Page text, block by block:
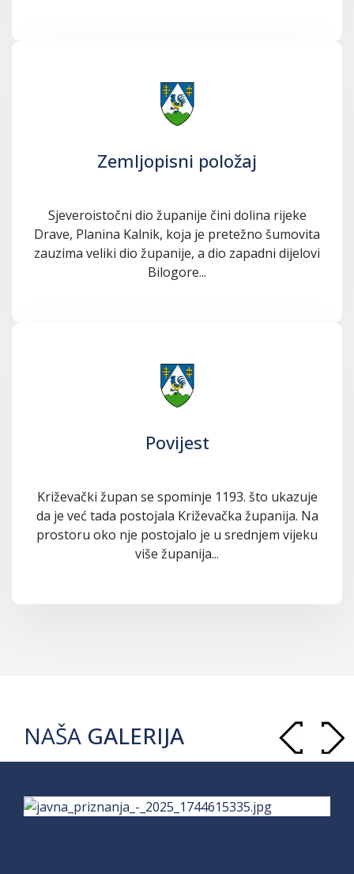
Zemljopisni položaj
Sjeveroistočni dio županije čini dolina rijeke
Drave, Planina Kalnik, koja je pretežno šumovita
zauzima veliki dio županije, a dio zapadni dijelovi
Bilogore...
Povijest
Križevački župan se spominje 1193. što ukazuje
da je već tada postojala Križevačka županija. Na
prostoru oko nje postojalo je u srednjem vijeku
više županija...
NAŠA GALERIJA